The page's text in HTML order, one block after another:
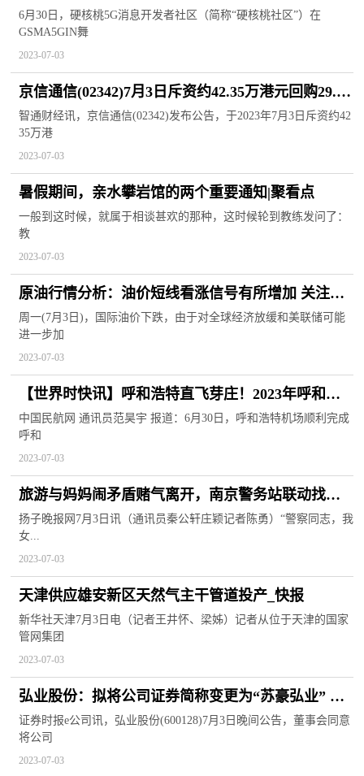
势而生”活动
6月30日，硬核桃5G消息开发者社区（简称“硬核桃社区”）在
GSMA5GIN舞
2023-07-03
京信通信(02342)7月3日斥资约42.35万港元回购29.2
万股
智通财经讯，京信通信(02342)发布公告，于2023年7月3日斥资约42
35万港
2023-07-03
暑假期间，亲水攀岩馆的两个重要通知|聚看点
一般到这时候，就属于相谈甚欢的那种，这时候轮到教练发问了：
教
2023-07-03
原油行情分析：油价短线看涨信号有所增加 关注美
国PMI数据
周一(7月3日)，国际油价下跌，由于对全球经济放缓和美联储可能
进一步加
2023-07-03
【世界时快讯】呼和浩特直飞芽庄！2023年呼和浩
特机场首个国际旅游包机航班顺利启航
中国民航网 通讯员范昊宇 报道：6月30日，呼和浩特机场顺利完成
呼和
2023-07-03
旅游与妈妈闹矛盾赌气离开，南京警务站联动找回
女孩
扬子晚报网7月3日讯（通讯员秦公轩庄颖记者陈勇）“警察同志，我
女...
2023-07-03
天津供应雄安新区天然气主干管道投产_快报
新华社天津7月3日电（记者王井怀、梁姊）记者从位于天津的国家
管网集团
2023-07-03
弘业股份：拟将公司证券简称变更为“苏豪弘业” 当
前热讯
证券时报e公司讯，弘业股份(600128)7月3日晚间公告，董事会同意
将公司
2023-07-03